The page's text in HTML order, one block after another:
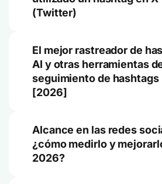
(Twitter)
El mejor rastreador de
AI y otras herramientas
seguimiento de hashtags
[2026]
Alcance en las redes
¿cómo medirlo y
2026?